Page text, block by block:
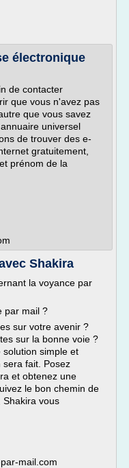
électronique
de contacter
que vous n'avez pas
que vous savez
universel
de trouver des e-
gratuitement,
prénom de la
Shakira
la voyance par
par mail ?
sur votre avenir ?
sur la bonne voie ?
simple et
fait. Posez
et obtenez une
le bon chemin de
Shakira vous
mail.com